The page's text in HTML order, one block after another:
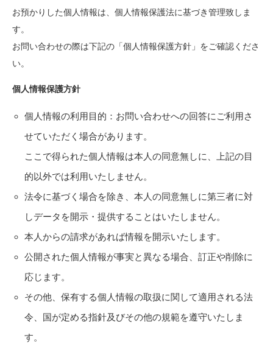
お預かりした個人情報は、個人情報保護法に基づき管理致しま
す。
お問い合わせの際は下記の「個人情報保護方針」をご確認くださ
い。
個人情報保護方針
個人情報の利用目的：お問い合わせへの回答にご利用さ
せていただく場合があります。
ここで得られた個人情報は本人の同意無しに、上記の目
的以外では利用いたしません。
法令に基づく場合を除き、本人の同意無しに第三者に対
しデータを開示・提供することはいたしません。
本人からの請求があれば情報を開示いたします。
公開された個人情報が事実と異なる場合、訂正や削除に
応じます。
その他、保有する個人情報の取扱に関して適用される法
令、国が定める指針及びその他の規範を遵守いたしま
す。